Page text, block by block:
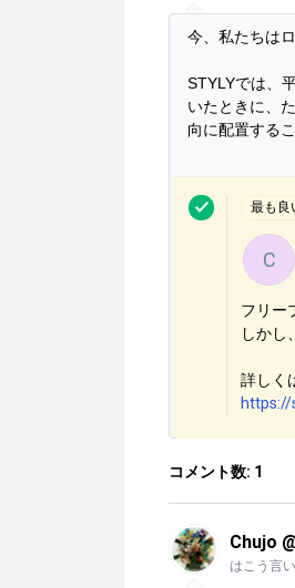
今、私たちは
STYLYでは、
いたときに、
最も良
C
フリー
しかし
詳しく
https://
コメント数: 1
Chujo
はこう言